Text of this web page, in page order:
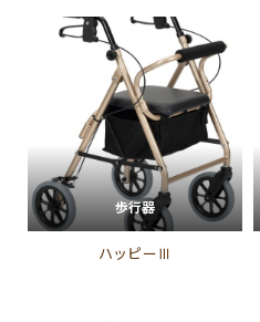
歩行器
ハッピーⅢ